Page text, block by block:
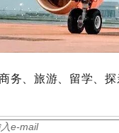
务、旅游、留学、